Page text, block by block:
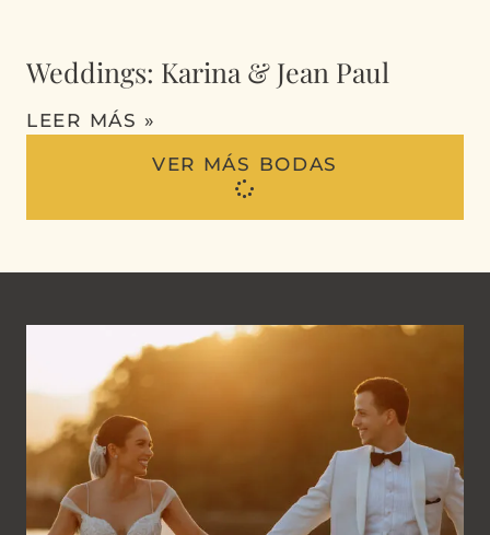
Weddings: Karina & Jean Paul
LEER MÁS »
VER MÁS BODAS